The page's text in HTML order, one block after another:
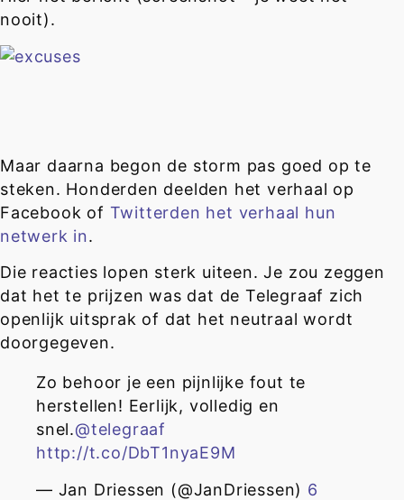
nooit).
Maar daarna begon de storm pas goed op te
steken. Honderden deelden het verhaal op
Facebook of Twitterden het verhaal hun
netwerk in.
Die reacties lopen sterk uiteen. Je zou zeggen
dat het te prijzen was dat de Telegraaf zich
openlijk uitsprak of dat het neutraal wordt
doorgegeven.
Zo behoor je een pijnlijke fout te
herstellen! Eerlijk, volledig en
snel.@telegraaf
http://t.co/DbT1nyaE9M
— Jan Driessen (@JanDriessen) 6